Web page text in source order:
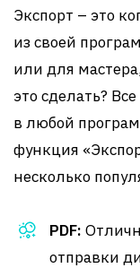
Экспорт – это
из своей
или для
это сделать?
в любой
функция
несколько
PDF:
отправки